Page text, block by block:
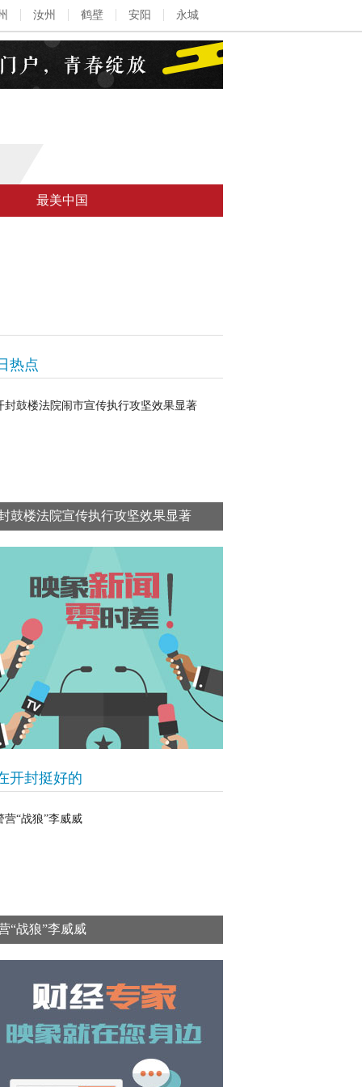
汝州 鹤壁 安阳 永城
最美中国
热点
鼓楼法院宣传执行攻坚效果显著
开封挺好的
“战狼”李威威